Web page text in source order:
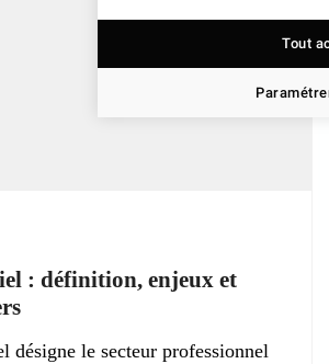
: définition, enjeux et
désigne le secteur professionnel
Tout